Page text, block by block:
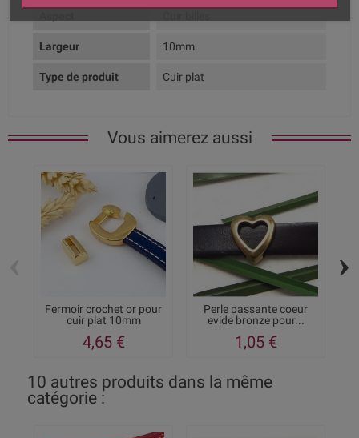
Largeur 10mm
Type de produit Cuir plat
Vous aimerez aussi
Fermoir crochet or pour
cuir plat 10mm
4,65 €
Perle passante coeur
evide bronze pour...
1,05 €
›
10 autres produits dans la même
catégorie :